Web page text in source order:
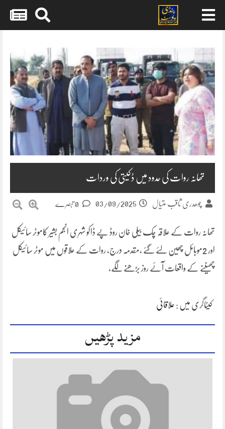
content
تھانہ روات کی حدود میں ڈکیتی کی وردات
چوھدری ثاقب متیال 03/09/2025
تھانہ روات کے علاقہ چک بیلی خان روڈ پے ڈاکو شہری انجم بشیر کاموٹر سائیکل
اور 2موبائل چھین لئے گئے ،مقدمہ درج، روات کے علاقوں میں موٹر سائیکل
چھیننے کے واقعات آئے روز بڑھنے لگے،
کیٹاگری میں : علاقائی
مزید پڑھیں